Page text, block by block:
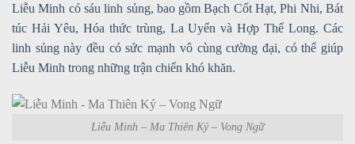
Liễu Minh có sáu linh sủng, bao gồm Bạch Cốt Hạt, Phi Nhi, Bát
túc Hải Yêu, Hóa thức trùng, La Uyển và Hợp Thể Long. Các
linh sủng này đều có sức mạnh vô cùng cường đại, có thể giúp
Liễu Minh trong những trận chiến khó khăn.
Liễu Minh – Ma Thiên Ký – Vong Ngữ